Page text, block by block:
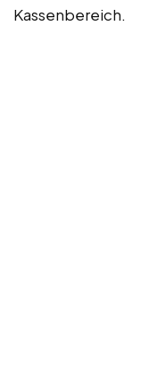
Kassenbereich.